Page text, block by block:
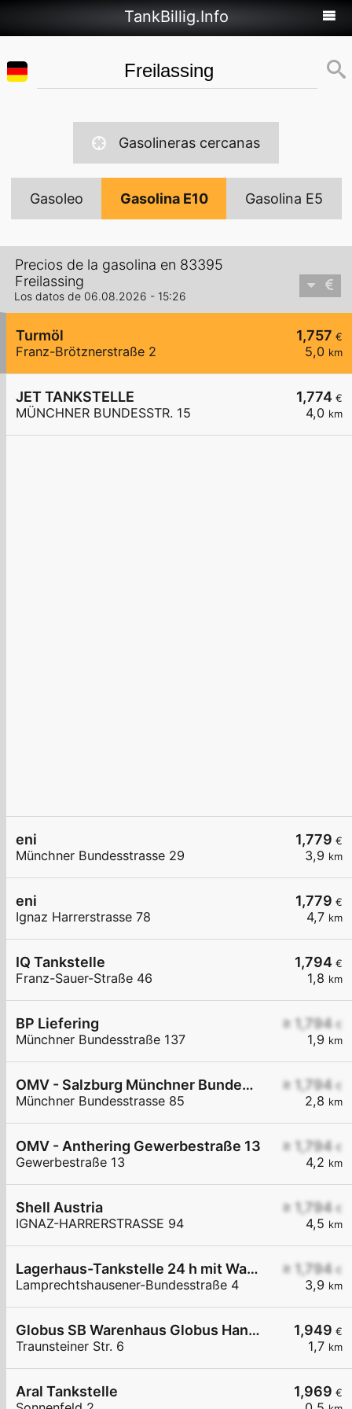
TankBillig.Info
Gasolineras cercanas
Gasoleo Gasolina E10 Gasolina E5
Precios de la gasolina en 83395
Freilassing
Los datos de 06.08.2026 - 15:26
1,757 €
5,0 km
Turmöl
Franz-Brötznerstraße 2
1,774 €
4,0 km
JET TANKSTELLE
MÜNCHNER BUNDESSTR. 15
1,779 €
3,9 km
eni
Münchner Bundesstrasse 29
1,779 €
4,7 km
eni
Ignaz Harrerstrasse 78
1,794 €
1,8 km
IQ Tankstelle
Franz-Sauer-Straße 46
≥ 1,794 €
1,9 km
BP Liefering
Münchner Bundesstraße 137
≥ 1,794 €
2,8 km
OMV - Salzburg Münchner Bundesstraße 85
Münchner Bundesstrasse 85
≥ 1,794 €
4,2 km
OMV - Anthering Gewerbestraße 13
Gewerbestraße 13
≥ 1,794 €
4,5 km
Shell Austria
IGNAZ-HARRERSTRASSE 94
≥ 1,794 €
3,9 km
Lagerhaus-Tankstelle 24 h mit Waschportal
Lamprechtshausener-Bundesstraße 4
1,949 €
1,7 km
Globus SB Warenhaus Globus Handelshof St. Wendel GmbH & Co. KG Betriebsstätte Freilassing
Traunsteiner Str. 6
1,969 €
Aral Tankstelle